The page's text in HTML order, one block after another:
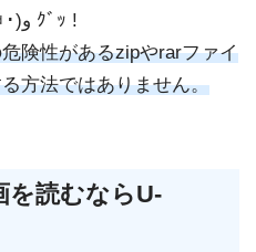
む方法を紹介しますよ( ･ㅂ･)و ｸﾞｯ !
険性があるzipやrarファイ
方法ではありません。
を読むならU-